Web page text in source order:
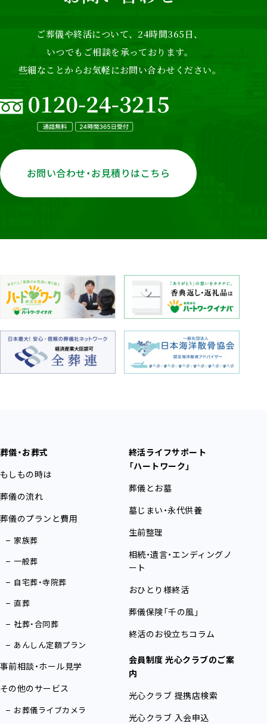
ご葬儀や終活について、24時間365日、
いつでもご相談を承っております。
些細なことからお気軽にお問い合わせください。
お問い合わせ・お見積りはこちら
葬儀・お葬式
もしもの時は
葬儀の流れ
葬儀のプランと費用
家族葬
一般葬
自宅葬・寺院葬
直葬
社葬・合同葬
あんしん定額プラン
事前相談・ホール見学
その他のサービス
お葬儀ライブカメラ
終活ライフサポート
「ハートワーク」
葬儀とお墓
墓じまい・永代供養
生前整理
相続・遺言・エンディングノ
ート
おひとり様終活
葬儀保険「千の風」
終活のお役立ちコラム
会員制度 光心クラブのご案
内
光心クラブ 提携店検索
光心クラブ 入会申込